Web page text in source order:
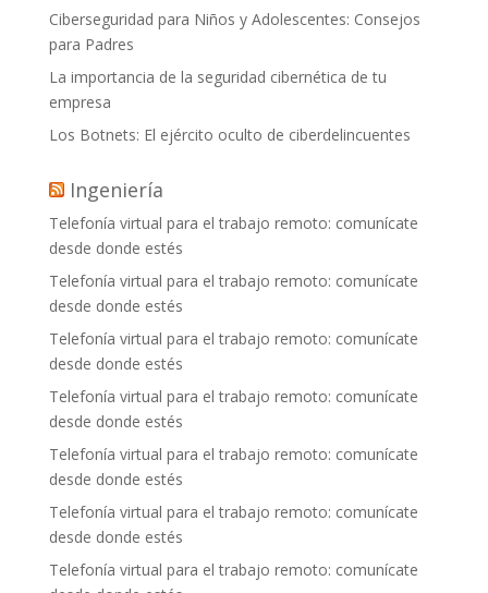
Ciberseguridad para Niños y Adolescentes: Consejos
para Padres
La importancia de la seguridad cibernética de tu
empresa
Los Botnets: El ejército oculto de ciberdelincuentes
Ingeniería
Telefonía virtual para el trabajo remoto: comunícate
desde donde estés
Telefonía virtual para el trabajo remoto: comunícate
desde donde estés
Telefonía virtual para el trabajo remoto: comunícate
desde donde estés
Telefonía virtual para el trabajo remoto: comunícate
desde donde estés
Telefonía virtual para el trabajo remoto: comunícate
desde donde estés
Telefonía virtual para el trabajo remoto: comunícate
desde donde estés
Telefonía virtual para el trabajo remoto: comunícate